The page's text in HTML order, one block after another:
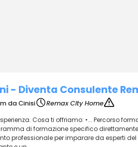
- Diventa Consulente
da Cinisi
Remax City Home
Cosa ti offriamo: •... Percorso
di formazione specifico direttamente
professionale per imparare da esperti del